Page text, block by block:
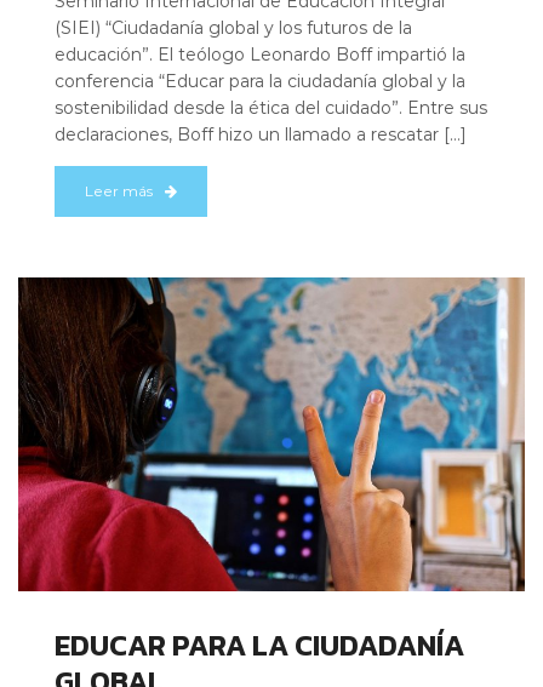
(SIEI) “Ciudadanía global y los futuros de la
educación”. El teólogo Leonardo Boff impartió la
conferencia “Educar para la ciudadanía global y la
sostenibilidad desde la ética del cuidado”. Entre sus
declaraciones, Boff hizo un llamado a rescatar […]
Leer más
EDUCAR PARA LA CIUDADANÍA